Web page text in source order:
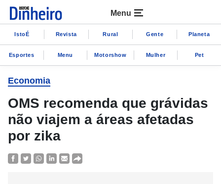
Menu
IstoÉ Revista Rural Gente Planeta
Esportes Menu Motorshow Mulher Pet
Economia
OMS recomenda que grávidas
não viajem a áreas afetadas
por zika